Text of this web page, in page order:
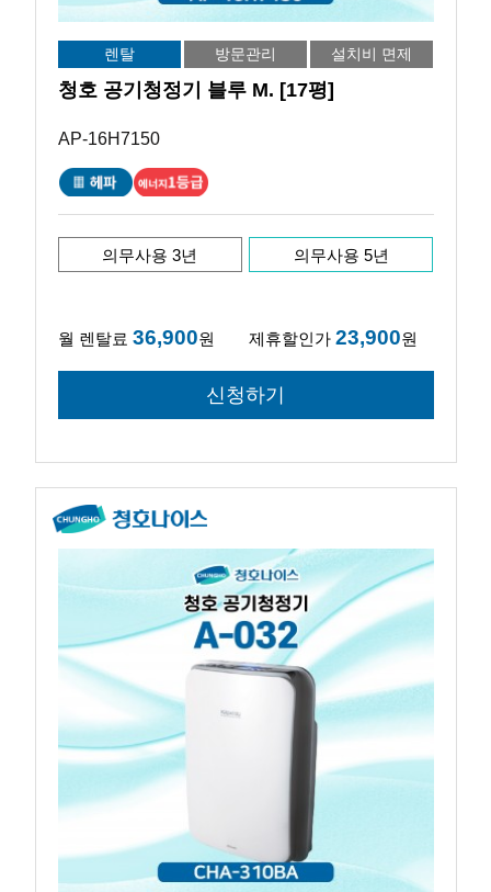
렌탈 방문관리 설치비 면제
청호 공기청정기 블루 M. [17평]
AP-16H7150
의무사용 3년 의무사용 5년
월 렌탈료 36,900원 제휴할인가23,900원